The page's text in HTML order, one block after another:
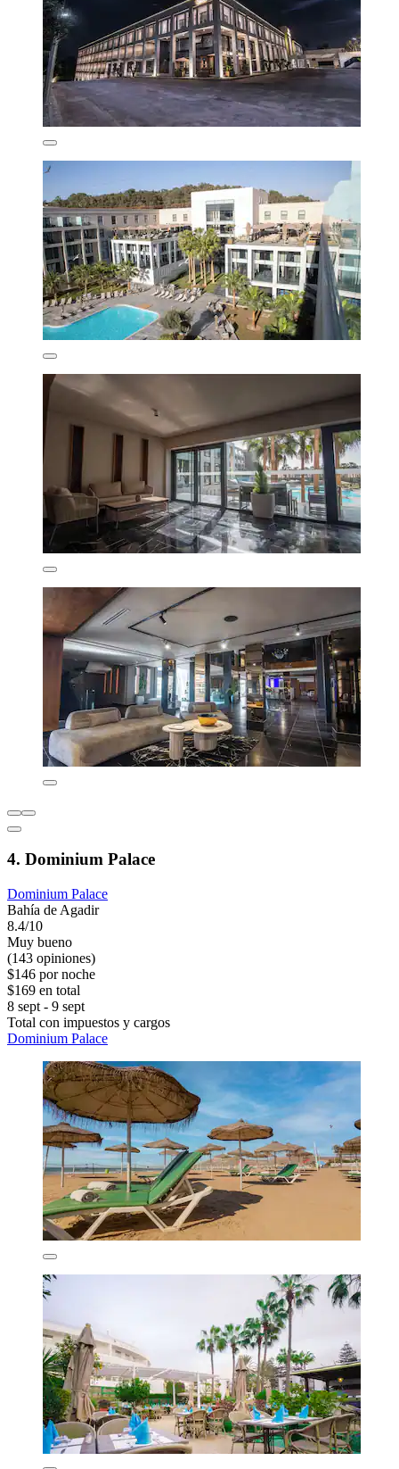
4. Dominium Palace
Dominium Palace
Bahía de Agadir
8.4/10
Muy bueno
(143 opiniones)
$146 por noche
$169 en total
8 sept - 9 sept
Total con impuestos y cargos
Dominium Palace